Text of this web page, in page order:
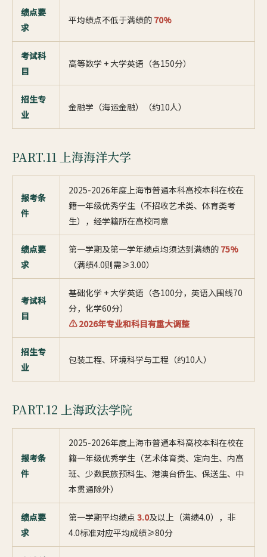
绩点要
求
平均绩点不低于满绩的 70%
考试科
目
高等数学 + 大学英语（各150分）
招生专
业
金融学（海运金融）（约10人）
PART.11 上海海洋大学
报考条
件
2025-2026年度上海市普通本科高校本科在校在
籍一年级优秀学生（不招收艺术类、体育类考
生），经学籍所在高校同意
绩点要
求
第一学期及第一学年绩点均须达到满绩的 75%
（满绩4.0则需≥3.00）
考试科
目
基础化学 + 大学英语（各100分，英语入围线70
分，化学60分）
⚠ 2026年专业和科目有重大调整
招生专
业
包装工程、环境科学与工程（约10人）
PART.12 上海政法学院
报考条
件
2025-2026年度上海市普通本科高校本科在校在
籍一年级优秀学生（艺术体育类、定向生、内高
班、少数民族预科生、港澳台侨生、保送生、中
本贯通除外）
绩点要
求
第一学期平均绩点 3.0及以上（满绩4.0），非
4.0标准对应平均成绩≥80分